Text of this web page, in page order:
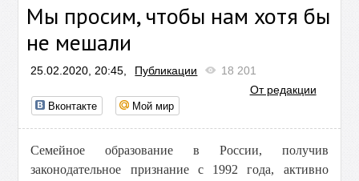
Мы просим, чтобы нам хотя бы
не мешали
25.02.2020, 20:45, Публикации
18 201
От редакции
Вконтакте Мой мир
Семейное образование в России, получив
законодательное признание с 1992 года, активно